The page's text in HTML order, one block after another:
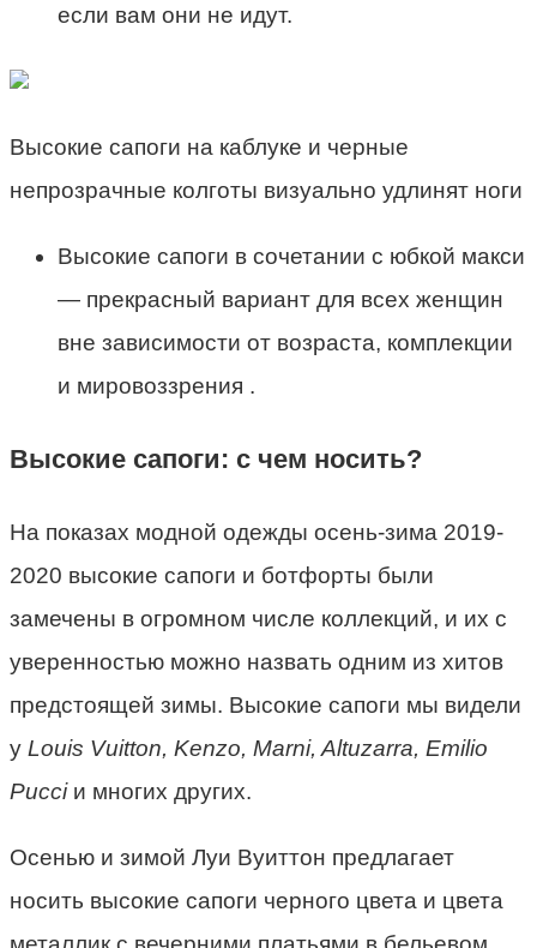
если вам они не идут.
Высокие сапоги на каблуке и черные
непрозрачные колготы визуально удлинят ноги
Высокие сапоги в сочетании с юбкой макси
— прекрасный вариант для всех женщин
вне зависимости от возраста, комплекции
и мировоззрения .
Высокие сапоги: с чем носить?
На показах модной одежды осень-зима 2019-
2020 высокие сапоги и ботфорты были
замечены в огромном числе коллекций, и их с
уверенностью можно назвать одним из хитов
предстоящей зимы. Высокие сапоги мы видели
у Louis Vuitton, Kenzo, Marni, Altuzarra, Emilio
Pucciи многих других.
Осенью и зимой Луи Вуиттон предлагает
носить высокие сапоги черного цвета и цвета